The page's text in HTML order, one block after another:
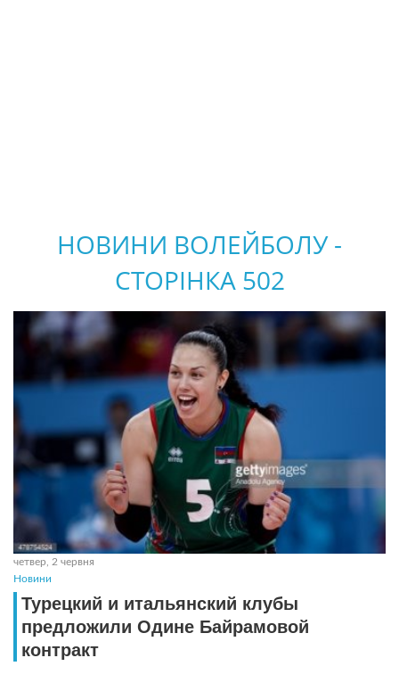
НОВИНИ ВОЛЕЙБОЛУ -
СТОРІНКА 502
четвер, 2 червня
Новини
Турецкий и итальянский клубы
предложили Одине Байрамовой
контракт